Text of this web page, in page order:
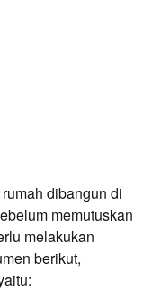
dibangun di
memutuskan
melakukan
berikut,